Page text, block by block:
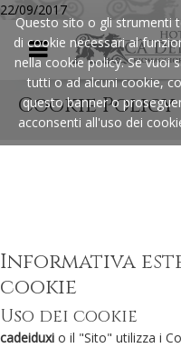
22/09/2017
Menu
Cookie Policy
Informativa
cookie
Uso dei cookie
cadeiduxi o il "Sito" utilizza i
Questo sito o gli strumenti
di cookie necessari al
nella cookie policy. Se vuoi
tutti o ad alcuni cookie,
questo banner o
acconsenti all'uso dei